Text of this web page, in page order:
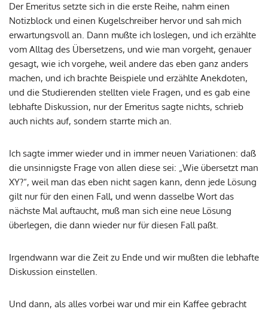
Der Emeritus setzte sich in die erste Reihe, nahm einen
Notizblock und einen Kugelschreiber hervor und sah mich
erwartungsvoll an. Dann mußte ich loslegen, und ich erzählte
vom Alltag des Übersetzens, und wie man vorgeht, genauer
gesagt, wie ich vorgehe, weil andere das eben ganz anders
machen, und ich brachte Beispiele und erzählte Anekdoten,
und die Studierenden stellten viele Fragen, und es gab eine
lebhafte Diskussion, nur der Emeritus sagte nichts, schrieb
auch nichts auf, sondern starrte mich an.
Ich sagte immer wieder und in immer neuen Variationen: daß
die unsinnigste Frage von allen diese sei: „Wie übersetzt man
XY?“, weil man das eben nicht sagen kann, denn jede Lösung
gilt nur für den einen Fall, und wenn dasselbe Wort das
nächste Mal auftaucht, muß man sich eine neue Lösung
überlegen, die dann wieder nur für diesen Fall paßt.
Irgendwann war die Zeit zu Ende und wir mußten die lebhafte
Diskussion einstellen.
Und dann, als alles vorbei war und mir ein Kaffee gebracht